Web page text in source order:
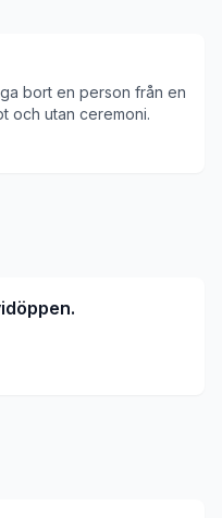
bort en person från en
och utan ceremoni.